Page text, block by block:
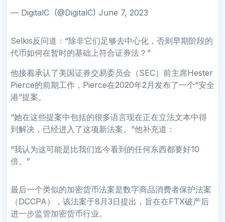
— DigitalC ️ (@DigitalC) June 7, 2023
Selkis反问道：“除非它们足够去中心化，否则早期阶段的
代币如何在暂时的基础上符合证券法？”
他接着承认了美国证券交易委员会（SEC）前主席Hester
Pierce的前期工作，Pierce在2020年2月发布了一个“安全
港”提案。
“她在这些提案中包括的很多语言现在正在立法文本中得
到解决，已经进入了这项新法案。”他补充道：
“我认为这可能是比我们迄今看到的任何东西都要好10
倍。”
最后一个类似的加密货币法案是数字商品消费者保护法案
（DCCPA），该法案于8月3日提出，旨在在FTX破产后
进一步监管加密货币行业。